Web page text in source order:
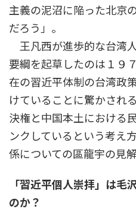
主義の泥沼に陥った北京
だろう」。
王凡西が進歩的な台湾
要綱を起草したのは１９
在の習近平体制の台湾政
けていることに驚かされ
決権と中国本土における
ンクしているという考え
係についての區龍宇の見
「習近平個人崇拝」は毛
のか？